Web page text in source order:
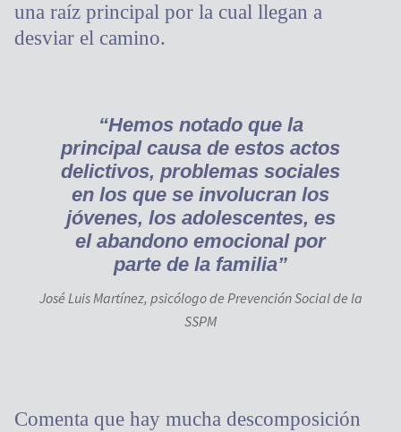
una raíz principal por la cual llegan a
desviar el camino.
“Hemos notado que la
principal causa de estos actos
delictivos, problemas sociales
en los que se involucran los
jóvenes, los adolescentes, es
el abandono emocional por
parte de la familia”
José Luis Martínez, psicólogo de Prevención Social de la
SSPM
Comenta que hay mucha descomposición